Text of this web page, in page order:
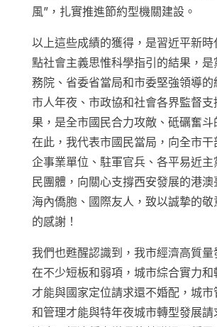
風”，扎實推進節約型機關建設。
以上這些成績的獲得，是習近平新時
點社會主義思惟科學指引的結果，是
務院、省委省當局和市委堅強領導的
市人年夜、市政協和社會各界監督支
果，是全市國民合力攻敵、砥礪奮斗
在此，我代表市國民當局，向全市干
企事業單位、駐軍官兵、各平易近主
民團體，向關心支撐西安發展的港澳
海內僑胞、國際友人，致以誠摯的敬
的感謝！
我們也甦醒認識到，我市經濟高質量
在不少短板和弱項，城市綜合實力和
才能與國家定位請求還不婚配，城市
和管理才能與特年夜城市轉型發展請